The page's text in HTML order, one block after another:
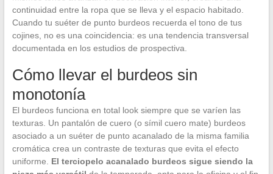
continuidad entre la ropa que se lleva y el espacio habitado.
Cuando tu suéter de punto burdeos recuerda el tono de tus
cojines, no es una coincidencia: es una tendencia transversal
documentada en los estudios de prospectiva.
Cómo llevar el burdeos sin
monotonía
El burdeos funciona en total look siempre que se varíen las
texturas. Un pantalón de cuero (o símil cuero mate) burdeos
asociado a un suéter de punto acanalado de la misma familia
cromática crea un contraste de texturas que evita el efecto
uniforme. El terciopelo acanalado burdeos sigue siendo la